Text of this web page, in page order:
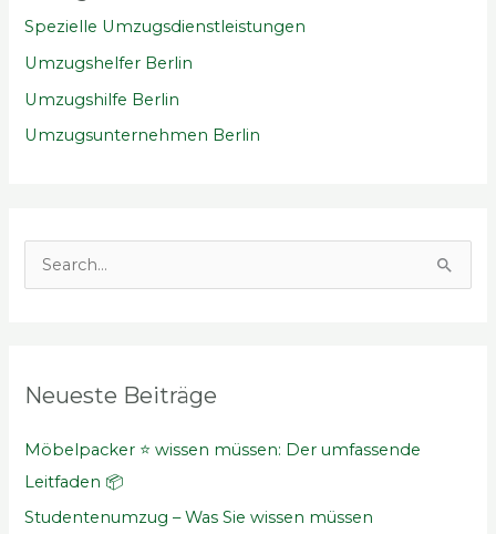
Spezielle Umzugsdienstleistungen
Umzugshelfer Berlin
Umzugshilfe Berlin
Umzugsunternehmen Berlin
e
c
Neueste Beiträge
Möbelpacker ⭐ wissen müssen: Der umfassende
Leitfaden 📦
Studentenumzug – Was Sie wissen müssen